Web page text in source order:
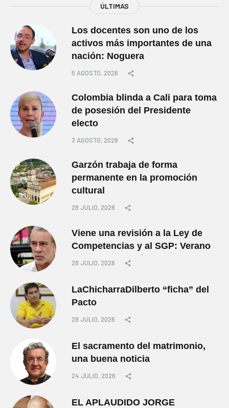
ÚLTIMAS
Los docentes son uno de los
activos más importantes de una
nación: Noguera
5 AGOSTO, 2026
Colombia blinda a Cali para toma
de posesión del Presidente
electo
3 AGOSTO, 2026
Garzón trabaja de forma
permanente en la promoción
cultural
28 JULIO, 2026
Viene una revisión a la Ley de
Competencias y al SGP: Verano
28 JULIO, 2026
LaChicharraDilberto “ficha” del
Pacto
28 JULIO, 2026
El sacramento del matrimonio,
una buena noticia
24 JULIO, 2026
EL APLAUDIDO JORGE